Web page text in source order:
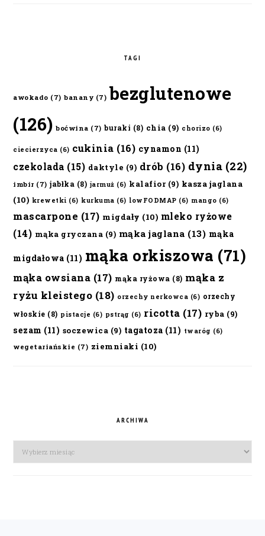
TAGI
awokado (7) banany (7) bezglutenowe
(126) boćwina (7) buraki (8) chia (9) chorizo (6)
ciecierzyca (6) cukinia (16) cynamon (11)
czekolada (15) daktyle (9) drób (16) dynia (22)
imbir (7) jabłka (8) jarmuż (6) kalafior(9) kasza jaglana
(10) krewetki (6) kurkuma (6) lowFODMAP (6) mango (6)
mascarpone (17) migdały (10) mleko ryżowe
(14) mąka gryczana (9) mąka jaglana (13) mąka
migdałowa (11) mąka orkiszowa (71)
mąka owsiana (17) mąka ryżowa (8) mąka z
ryżu kleistego (18) orzechy nerkowca (6) orzechy
włoskie (8) pistacje (6) pstrąg (6) ricotta (17) ryba (9)
sezam (11) soczewica (9) tagatoza (11) twaróg (6)
wegetariańskie (7) ziemniaki (10)
ARCHIWA
Archiwa